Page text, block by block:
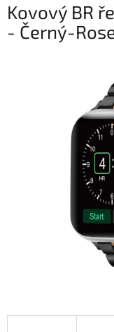
Kovový BR
- Černý-